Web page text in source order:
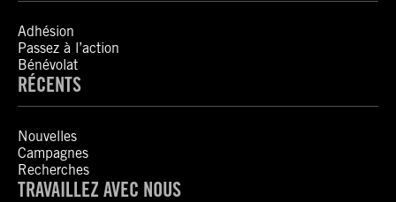
Adhésion
Passez à l’action
Bénévolat
RÉCENTS
Nouvelles
Campagnes
Recherches
TRAVAILLEZ AVEC NOUS